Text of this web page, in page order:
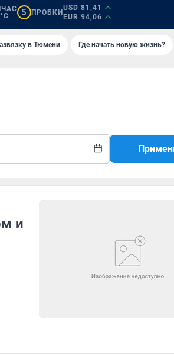
5 ПРОБКИ
USD 81,41
EUR 94,06
в Тюмени Где начать новую жизнь?
и